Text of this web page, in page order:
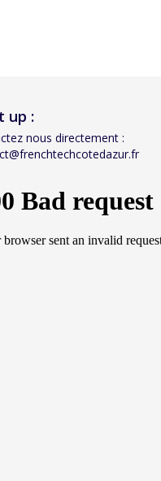
up :
nous directement :